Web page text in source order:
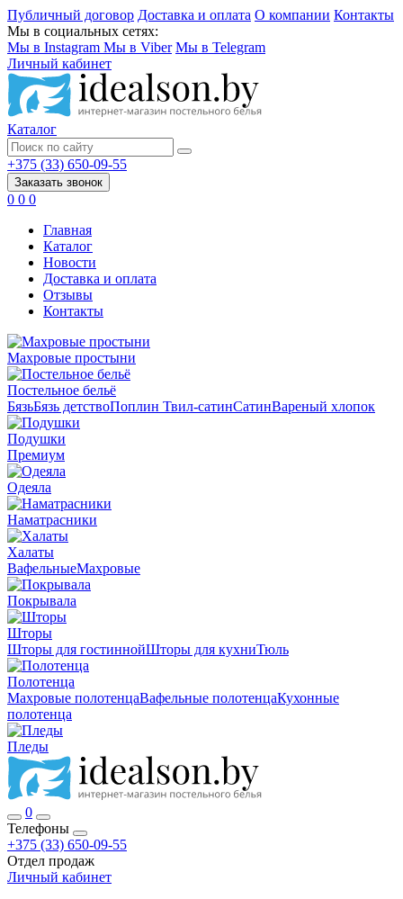
Публичный договор Доставка и оплата О компании Контакты
Мы в социальных сетях:
Мы в Instagram Мы в Viber Мы в Telegram
Личный кабинет
Каталог
+375 (33) 650-09-55
Заказать звонок
0 0 0
Главная
Каталог
Новости
Доставка и оплата
Отзывы
Контакты
Махровые простыни
Постельное бельё
БязьБязь детствоПоплин Твил-сатинСатинВареный хлопок
Подушки
Премиум
Одеяла
Наматрасники
Халаты
ВафельныеМахровые
Покрывала
Шторы
Шторы для гостиннойШторы для кухниТюль
Полотенца
Махровые полотенцаВафельные полотенцаКухонные
полотенца
Пледы
0
Телефоны
+375 (33) 650-09-55
Отдел продаж
Личный кабинет